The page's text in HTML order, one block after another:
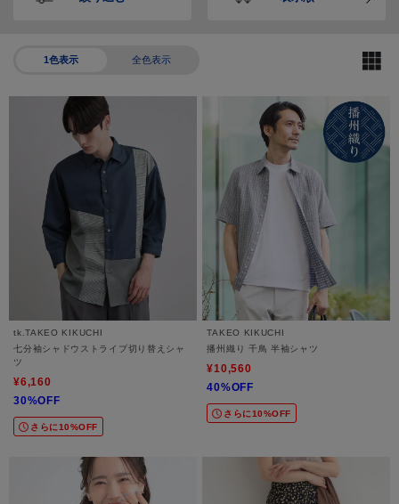
1色表示 全色表示
tk.TAKEO KIKUCHI
七分袖シャドウストライプ切り替えシャ
ツ
¥6,160
30%OFF
さらに10%OFF
TAKEO KIKUCHI
播州織り 千鳥 半袖シャツ
¥10,560
40%OFF
さらに10%OFF